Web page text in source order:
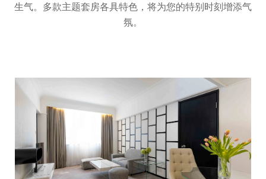
生气。多款主题套房各具特色，将为您的特别时刻增添气
氛。